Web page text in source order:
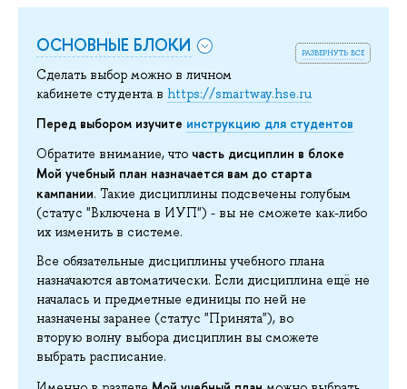
развернуть все
ОСНОВНЫЕ БЛОКИ
Сделать выбор можно в личном
кабинете студента в https://smartway.hse.ru
Перед выбором изучите инструкцию для студентов
Обратите внимание, что часть дисциплин в блоке
Мой учебный план назначается вам до старта
кампании. Такие дисциплины подсвечены голубым
(статус "Включена в ИУП") - вы не сможете как-либо
их изменить в системе.
Все обязательные дисциплины учебного плана
назначаются автоматически. Если дисциплина ещё не
началась и предметные единицы по ней не
назначены заранее (статус "Принята"), во
вторую волну выбора дисциплин вы сможете
выбрать расписание.